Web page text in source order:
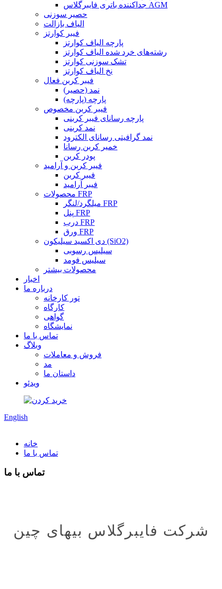
جداکننده باتری فایبرگلاس AGM
حصیر سوزنی
الیاف بازالت
فیبر کوارتز
پارچه الیاف کوارتز
رشته‌های خرد شده الیاف کوارتز
تشک سوزنی کوارتز
نخ الیاف کوارتز
فیبر کربن فعال
نمد (حصیر)
پارچه (پارچه)
فیبر کربن مخصوص
پارچه رسانای فیبر کربنی
نمد کربنی
نمد گرافیتی رسانای الکترود
خمیر کربن رسانا
پودر کربن
فیبر کربن و آرامید
فیبر کربن
فیبر آرامید
محصولات FRP
میلگرد/لنگر FRP
پنل FRP
درب FRP
ورق FRP
دی اکسید سیلیکون (SiO2)
سیلیس رسوبی
سیلیس فومد
محصولات بیشتر
اخبار
درباره ما
تور کارخانه
کارگاه
گواهی
نمایشگاه
تماس با ما
وبلاگ
فروش و معاملات
مد
داستان ما
ویدئو
English
خانه
تماس با ما
تماس با ما
شرکت فایبرگلاس بیهای چین